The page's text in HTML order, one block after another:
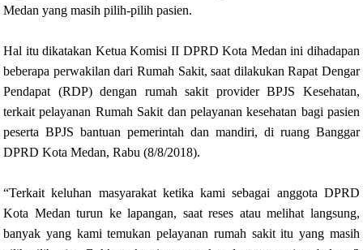
Medan yang masih pilih-pilih pasien.
Hal itu dikatakan Ketua Komisi II DPRD Kota Medan ini dihadapan
beberapa perwakilan dari Rumah Sakit, saat dilakukan Rapat Dengar
Pendapat (RDP) dengan rumah sakit provider BPJS Kesehatan,
terkait pelayanan Rumah Sakit dan pelayanan kesehatan bagi pasien
peserta BPJS bantuan pemerintah dan mandiri, di ruang Banggar
DPRD Kota Medan, Rabu (8/8/2018).
“Terkait keluhan masyarakat ketika kami sebagai anggota DPRD
Kota Medan turun ke lapangan, saat reses atau melihat langsung,
banyak yang kami temukan pelayanan rumah sakit itu yang masih